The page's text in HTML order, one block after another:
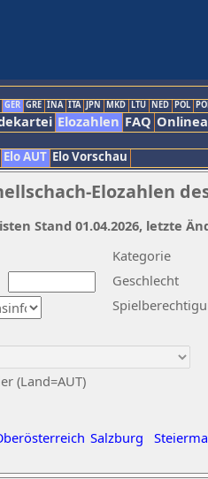
GER GRE INA ITA JPN MKD LTU NED POL
Elozahlen FAQ
Elo AUT Elo Vorschau
Elozahlen
Kategorie
Geschlecht
(Land=AUT)
Salzburg
Stand 01.04.2026, letzte